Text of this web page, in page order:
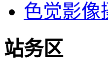
色觉影像
站务区